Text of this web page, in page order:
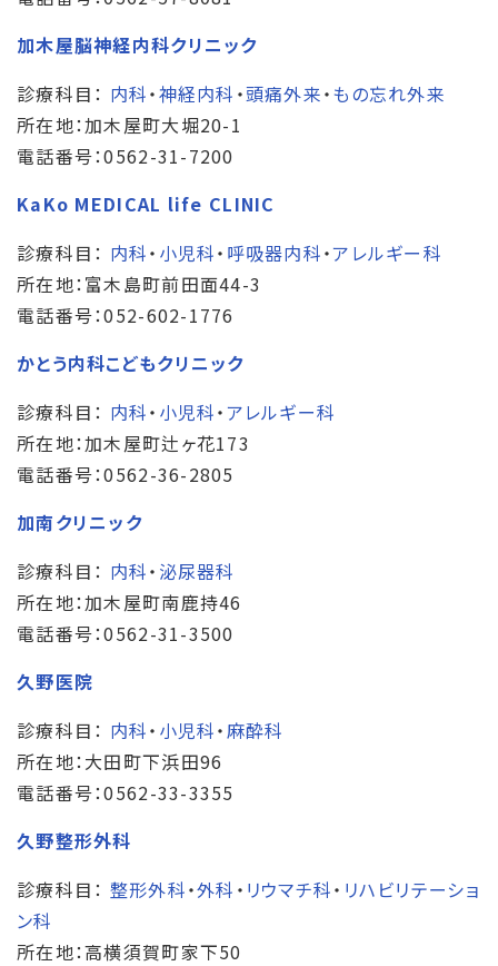
加木屋脳神経内科クリニック
診療科目： 内科・神経内科 ・頭痛外来・もの忘れ外来
所在地：加木屋町大堀20-1
電話番号：0562-31-7200
KaKo MEDICAL life CLINIC
診療科目： 内科・ 小児科・ 呼吸器内科・アレルギー科
所在地：富木島町前田面44-3
電話番号：052-602-1776
かとう内科こどもクリニック
診療科目： 内科・ 小児科・アレルギー科
所在地：加木屋町辻ヶ花173
電話番号：0562-36-2805
加南クリニック
診療科目： 内科・ 泌尿器科
所在地：加木屋町南鹿持46
電話番号：0562-31-3500
久野医院
診療科目： 内科・ 小児科・ 麻酔科
所在地：大田町下浜田96
電話番号：0562-33-3355
久野整形外科
診療科目： 整形外科・外科 ・ リウマチ科・ リハビリテーショ
ン科
所在地：高横須賀町家下50